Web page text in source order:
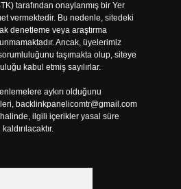
tarafından onaylanmış bir Yer
vermektedir. Bu nedenle, sitedeki
denetleme veya araştırma
Ancak, üyelerimiz
taşımakta olup, siteye
kabul etmiş sayılırlar.
aykırı olduğunu
backlinkpanelicomtr@gmail.com
ilgili içerikler yasal süre